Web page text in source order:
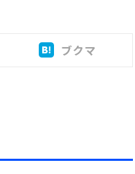
ブクマ